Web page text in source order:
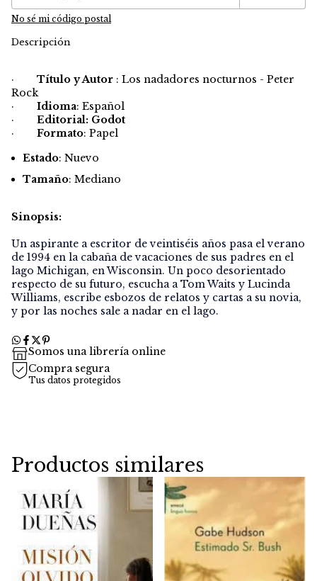
No sé mi código postal
Descripción
· Título y Autor : Los nadadores nocturnos - Peter
Rock
· Idioma: Español
· Editorial: Godot
· Formato: Papel
Estado: Nuevo
Tamaño: Mediano
Sinopsis:
Un aspirante a escritor de veintiséis años pasa el verano
de 1994 en la cabaña de vacaciones de sus padres en el
lago Michigan, en Wisconsin. Un poco desorientado
respecto de su futuro, escucha a Tom Waits y Lucinda
Williams, escribe esbozos de relatos y cartas a su novia,
y por las noches sale a nadar en el lago.
Somos una librería online
Compra segura
Tus datos protegidos
Productos similares